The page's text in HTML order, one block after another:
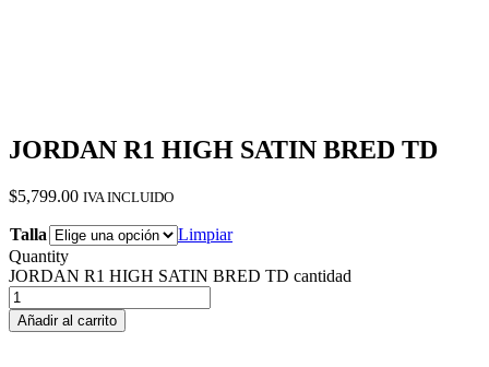
JORDAN R1 HIGH SATIN BRED TD
$5,799.00 IVA INCLUIDO
Talla
Limpiar
Quantity
JORDAN R1 HIGH SATIN BRED TD cantidad
Añadir al carrito